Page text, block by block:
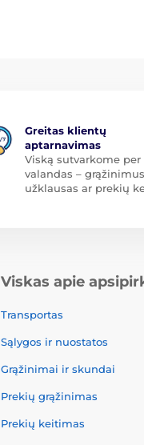
Greitas klientų
aptarnavimas
Viską sutvarkome per
valandas –
užklausas ar prekių
Viskas apie
Transportas
Sąlygos ir nuostatos
Grąžinimai ir skundai
Prekių grąžinimas
Prekių keitimas